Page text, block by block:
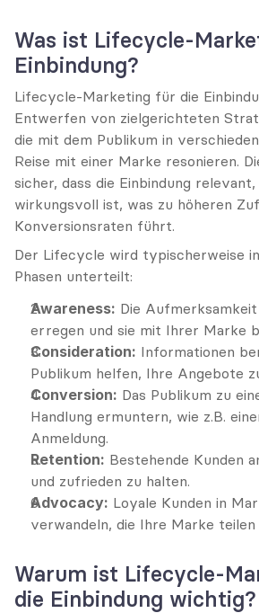
Was ist Lifecycle-
Einbindung?
Lifecycle-Marketing für die
Entwerfen von zielgerichteten
die mit dem Publikum in
Reise mit einer Marke resonieren.
sicher, dass die Einbindung
wirkungsvoll ist, was zu höheren
Konversionsraten führt.
Der Lifecycle wird typischerweise
Phasen unterteilt:
Awareness: Die
erregen und sie mit Ihrer Marke
Consideration: Informationen
Publikum helfen, Ihre Angebote
Conversion: Das Publikum zu
Handlung ermuntern, wie z.B.
Anmeldung.
Retention: Bestehende Kunden
und zufrieden zu halten.
Advocacy: Loyale Kunden in
verwandeln, die Ihre Marke
Warum ist Lifecycle-
die Einbindung wichtig?